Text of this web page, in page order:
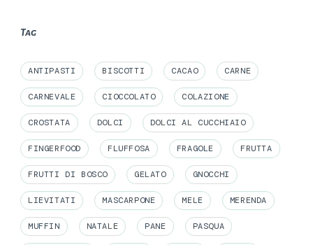
Tag
ANTIPASTI BISCOTTI CACAO CARNE
CARNEVALE CIOCCOLATO COLAZIONE
CROSTATA DOLCI DOLCI AL CUCCHIAIO
FINGERFOOD FLUFFOSA FRAGOLE FRUTTA
FRUTTI DI BOSCO GELATO GNOCCHI
LIEVITATI MASCARPONE MELE MERENDA
MUFFIN NATALE PANE PASQUA